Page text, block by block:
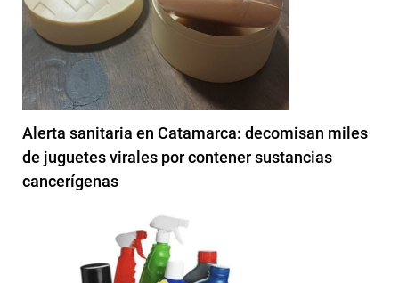
Alerta sanitaria en Catamarca: decomisan miles
de juguetes virales por contener sustancias
cancerígenas